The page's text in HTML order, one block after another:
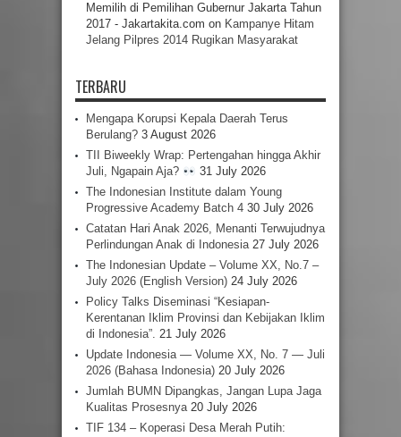
Memilih di Pemilihan Gubernur Jakarta Tahun
2017 - Jakartakita.com on Kampanye Hitam
Jelang Pilpres 2014 Rugikan Masyarakat
TERBARU
Mengapa Korupsi Kepala Daerah Terus
Berulang? 3 August 2026
TII Biweekly Wrap: Pertengahan hingga Akhir
Juli, Ngapain Aja?
31 July 2026
The Indonesian Institute dalam Young
Progressive Academy Batch 4 30 July 2026
Catatan Hari Anak 2026, Menanti Terwujudnya
Perlindungan Anak di Indonesia 27 July 2026
The Indonesian Update – Volume XX, No.7 –
July 2026 (English Version) 24 July 2026
Policy Talks Diseminasi “Kesiapan-
Kerentanan Iklim Provinsi dan Kebijakan Iklim
di Indonesia”. 21 July 2026
Update Indonesia — Volume XX, No. 7 — Juli
2026 (Bahasa Indonesia) 20 July 2026
Jumlah BUMN Dipangkas, Jangan Lupa Jaga
Kualitas Prosesnya 20 July 2026
TIF 134 – Koperasi Desa Merah Putih: